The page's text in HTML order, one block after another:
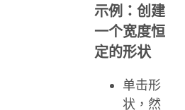
示例：创建
一个宽度恒
定的形状
单击形
状，然